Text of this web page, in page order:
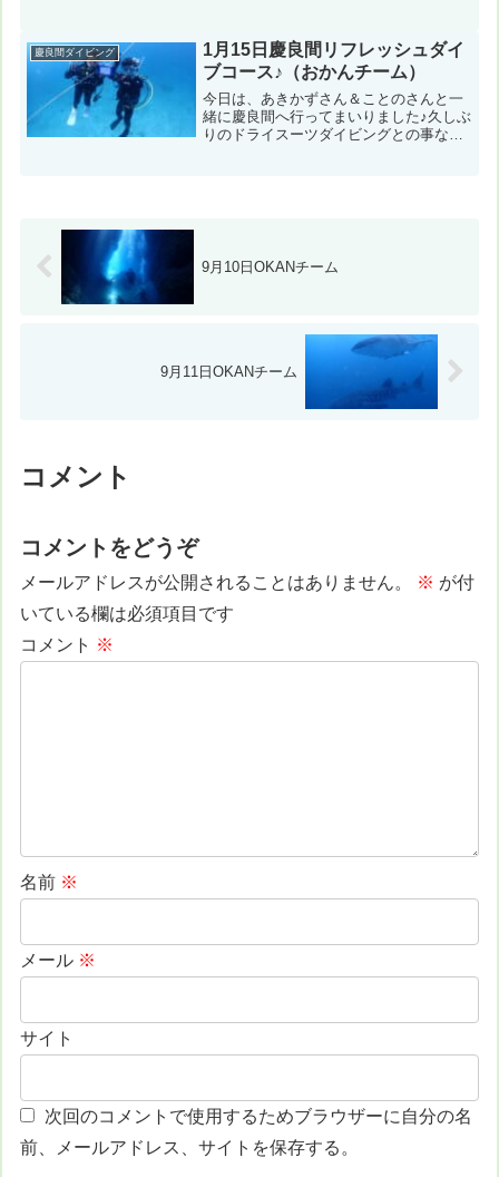
担当スタッフ：稲津優樹ト名） 風速：
西南西４m 波：０．５m...
慶良間ダイビング
1月15日慶良間リフレッシュダイ
ブコース♪（おかんチーム）
今日は、あきかずさん＆ことのさんと一
緒に慶良間へ行ってまいりました♪久しぶ
りのドライスーツダイビングとの事なの
9月10日OKANチーム
9月11日OKANチーム
コメント
コメントをどうぞ
メールアドレスが公開されることはありません。 ※ が付
いている欄は必須項目です
コメント ※
名前 ※
メール ※
サイト
次回のコメントで使用するためブラウザーに自分の名
前、メールアドレス、サイトを保存する。